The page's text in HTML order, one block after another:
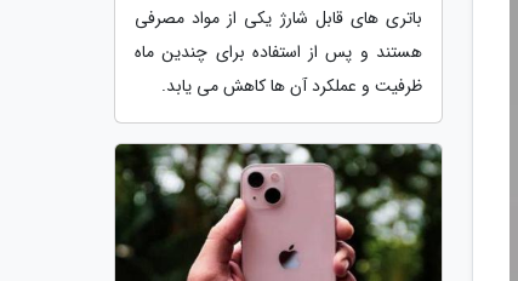
باتری های قابل شارژ یکی از مواد مصرفی
هستند و پس از استفاده برای چندین ماه
ظرفیت و عملکرد آن ها کاهش می یابد.